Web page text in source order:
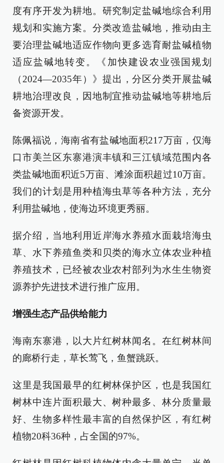
度有序开发为耕地。研究制定盐碱地综合利用
规划和实施方案。分类改造盐碱地，推动由主
要治理盐碱地适应作物向更多选育耐盐碱植物
适应盐碱地转变。《加快建设农业强国规划
（2024—2035年）》提出，分区分类开展盐碱
耕地治理改良，因地制宜推动盐碱地等耕地后
备资源开发。
陈佩福说，海南省有盐碱地面积217万亩，仅海
口市美兰区东寨港演丰镇和三江镇域范围内各
类盐碱地面积近5万亩、滩涂面积超过10万亩。
我们的计划是用种植海虫草等各种方法，充分
利用盐碱地，使海边环境更秀丽。
据介绍，当地利用近岸海水养殖水面栽培海虫
草、水下养殖鱼类和贝类的海水立体农业种植
养殖技术，已经被农业农村部列为水生生物资
源养护先进技术进行推广应用。
增强生态产品供给能力
海南东寨港，以大片红树林闻名。在红树林间
的廊桥行走，草长莺飞，鱼蟹跳跃。
这里是我国最早的红树林保护区，也是我国红
树林中连片面积最大、树种最多、林分质量最
好、生物多样性最丰富的自然保护区，有红树
植物20科36种，占全国的97%。